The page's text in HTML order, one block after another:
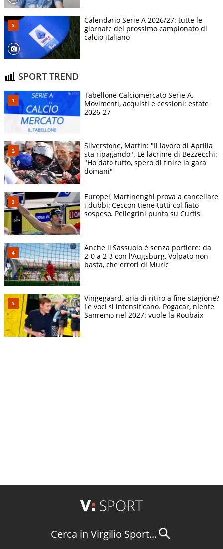
Calendario Serie A 2026/27: tutte le
giornate del prossimo campionato di
calcio italiano
SPORT TREND
Tabellone Calciomercato Serie A.
Movimenti, acquisti e cessioni: estate
2026-27
Silverstone, Martin: "Il lavoro di Aprilia
sta ripagando". Le lacrime di Bezzecchi:
"Ho dato tutto, spero di finire la gara
domani"
Europei, Martinenghi prova a cancellare
i dubbi: Ceccon tiene tutti col fiato
sospeso. Pellegrini punta su Curtis
Anche il Sassuolo è senza portiere: da
2-0 a 2-3 con l'Augsburg, Volpato non
basta, che errori di Muric
Vingegaard, aria di ritiro a fine stagione?
Le voci si intensificano. Pogacar, niente
Sanremo nel 2027: vuole la Roubaix
Cerca in Virgilio Sport...